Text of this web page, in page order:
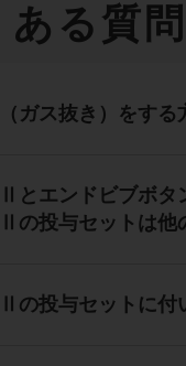
る質問
ガス抜き）をする
とエンドビブボタ
の投与セットは他
の投与セットに付